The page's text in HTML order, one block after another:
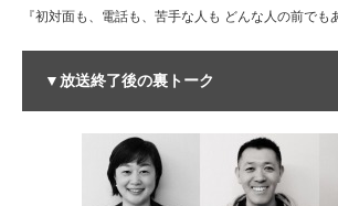
『初対面も、電話も、苦手な人も どんな人の前でも
▼放送終了後の裏トーク